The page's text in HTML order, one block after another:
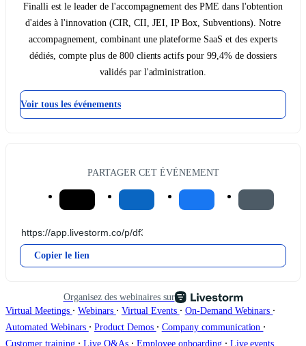
Finalli est le leader de l'accompagnement des PME dans l'obtention
d'aides à l'innovation (CIR, CII, JEI, IP Box, Subventions). Notre
accompagnement, combinant une plateforme SaaS et des experts
dédiés, compte plus de 800 clients actifs pour 99,4% de dossiers
validés par l'administration.
Voir tous les événements
PARTAGER CET ÉVÉNEMENT
Copier le lien
Organisez des webinaires sur
Virtual Meetings ∙ Webinars ∙ Virtual Events ∙ On-Demand Webinars ∙
Automated Webinars ∙ Product Demos ∙ Company communication ∙
Customer training ∙ Live Q&As ∙ Employee onboarding ∙ Live events